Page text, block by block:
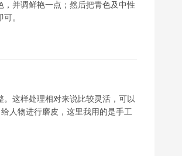
并调鲜艳一点；然后把青色及中性
。
这样处理相对来说比较灵活，可以
人物进行磨皮，这里我用的是手工